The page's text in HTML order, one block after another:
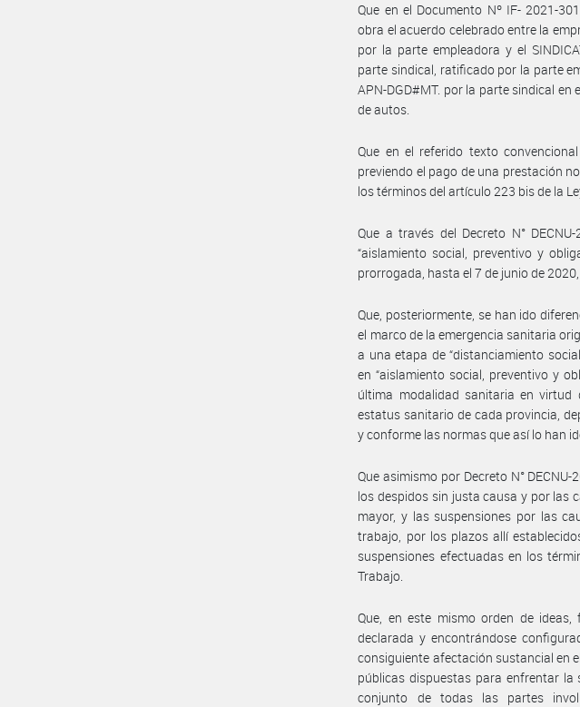
Que en el Documento Nº IF- 2021-
obra el acuerdo celebrado entre la
por la parte empleadora y el
parte sindical, ratificado por la parte
APN-DGD#MT. por la parte sindical en
de autos.
Que en el referido texto
previendo el pago de una prestación
los términos del artículo 223 bis de la
Que a través del Decreto N°
“aislamiento social, preventivo y
prorrogada, hasta el 7 de junio de
Que, posteriormente, se han ido
el marco de la emergencia sanitaria
a una etapa de “distanciamiento
en “aislamiento social, preventivo y
última modalidad sanitaria en
estatus sanitario de cada provincia,
y conforme las normas que así lo han
Que asimismo por Decreto N°
los despidos sin justa causa y por las
mayor, y las suspensiones por las
trabajo, por los plazos allí
suspensiones efectuadas en los
Trabajo.
Que, en este mismo orden de
declarada y encontrándose
consiguiente afectación sustancial en
públicas dispuestas para enfrentar la
conjunto de todas las partes